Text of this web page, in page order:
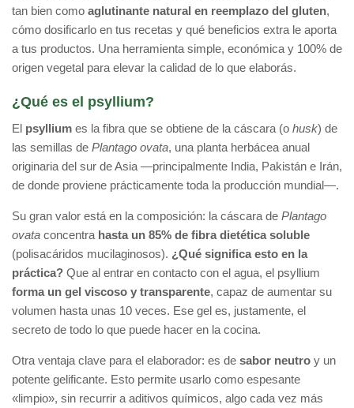
tan bien como aglutinante natural en reemplazo del gluten,
cómo dosificarlo en tus recetas y qué beneficios extra le aporta
a tus productos. Una herramienta simple, económica y 100% de
origen vegetal para elevar la calidad de lo que elaborás.
¿Qué es el psyllium?
El psyllium es la fibra que se obtiene de la cáscara (o husk) de
las semillas de Plantago ovata, una planta herbácea anual
originaria del sur de Asia —principalmente India, Pakistán e Irán,
de donde proviene prácticamente toda la producción mundial—.
Su gran valor está en la composición: la cáscara de Plantago
ovata concentra hasta un 85% de fibra dietética soluble
(polisacáridos mucilaginosos). ¿Qué significa esto en la
práctica? Que al entrar en contacto con el agua, el psyllium
forma un gel viscoso y transparente, capaz de aumentar su
volumen hasta unas 10 veces. Ese gel es, justamente, el
secreto de todo lo que puede hacer en la cocina.
Otra ventaja clave para el elaborador: es de sabor neutro y un
potente gelificante. Esto permite usarlo como espesante
«limpio», sin recurrir a aditivos químicos, algo cada vez más